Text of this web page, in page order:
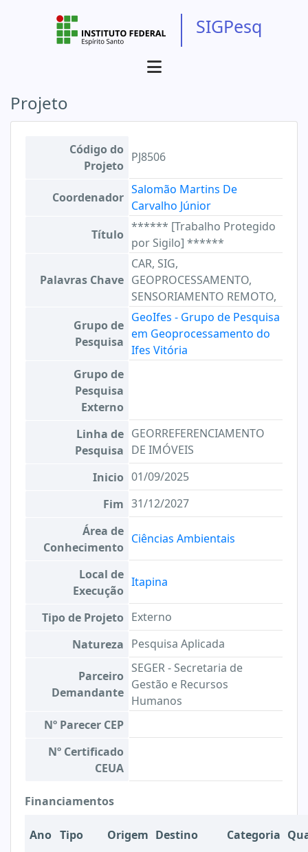
SIGPesq
Projeto
Código do
Projeto
PJ8506
Coordenador
Salomão Martins De
Carvalho Júnior
Título
****** [Trabalho Protegido
por Sigilo] ******
Palavras Chave
CAR, SIG,
GEOPROCESSAMENTO,
SENSORIAMENTO REMOTO,
Grupo de
Pesquisa
GeoIfes - Grupo de Pesquisa
em Geoprocessamento do
Ifes Vitória
Grupo de
Pesquisa
Externo
Linha de
Pesquisa
GEORREFERENCIAMENTO
DE IMÓVEIS
Inicio 01/09/2025
Fim 31/12/2027
Área de
Conhecimento
Ciências Ambientais
Local de
Execução
Itapina
Tipo de Projeto Externo
Natureza Pesquisa Aplicada
Parceiro
Demandante
SEGER - Secretaria de
Gestão e Recursos
Humanos
Nº Parecer CEP
Nº Certificado
CEUA
Financiamentos
Ano Tipo Origem Destino Categoria